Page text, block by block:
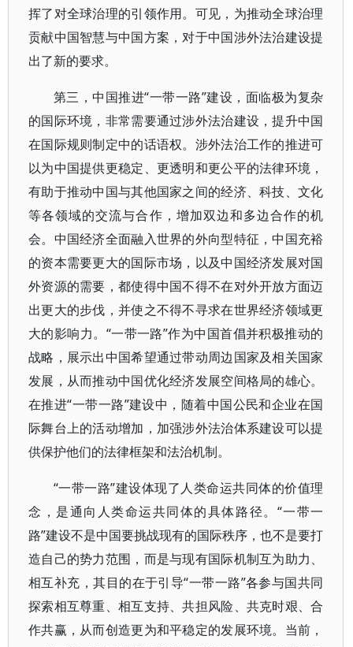
挥了对全球治理的引领作用。可见，为推动全球治理
贡献中国智慧与中国方案，对于中国涉外法治建设提
出了新的要求。
第三，中国推进“一带一路”建设，面临极为复杂
的国际环境，非常需要通过涉外法治建设，提升中国
在国际规则制定中的话语权。涉外法治工作的推进可
以为中国提供更稳定、更透明和更公平的法律环境，
有助于推动中国与其他国家之间的经济、科技、文化
等各领域的交流与合作，增加双边和多边合作的机
会。中国经济全面融入世界的外向型特征，中国充裕
的资本需要更大的国际市场，以及中国经济发展对国
外资源的需要，都使得中国不得不在对外开放方面迈
出更大的步伐，并使之不得不寻求在世界经济领域更
大的影响力。“一带一路”作为中国首倡并积极推动的
战略，展示出中国希望通过带动周边国家及相关国家
发展，从而推动中国优化经济发展空间格局的雄心。
在推进“一带一路”建设中，随着中国公民和企业在国
际舞台上的活动增加，加强涉外法治体系建设可以提
供保护他们的法律框架和法治机制。
“一带一路”建设体现了人类命运共同体的价值理
念，是通向人类命运共同体的具体路径。“一带一
路”建设不是中国要挑战现有的国际秩序，也不是要打
造自己的势力范围，而是与现有国际机制互为助力、
相互补充，其目的在于引导“一带一路”各参与国共同
探索相互尊重、相互支持、共担风险、共克时艰、合
作共赢，从而创造更为和平稳定的发展环境。当前，